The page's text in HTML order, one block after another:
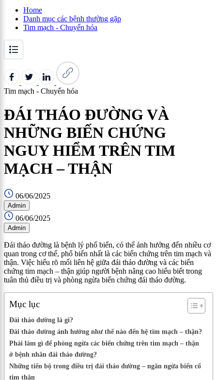
Home
Danh mục các bệnh thường gặp
Tim mạch - Chuyển hóa
Tim mạch - Chuyển hóa
ĐÁI THÁO ĐƯỜNG VÀ
NHỮNG BIẾN CHỨNG
NGUY HIỂM TRÊN TIM
MẠCH – THẬN
06/06/2025
Admin
06/06/2025
Admin
Đái tháo đường là bệnh lý phổ biến, có thể ảnh hưởng đến nhiều cơ
quan trong cơ thể, phổ biến nhất là các biến chứng trên tim mạch và
thận. Việc hiểu rõ mối liên hệ giữa đái tháo đường và các biến
chứng tim mạch – thận giúp người bệnh nâng cao hiểu biết trong
tuân thủ điều trị và phòng ngừa biến chứng đái tháo đường.
Mục lục
Đái tháo đường là gì?
Đái tháo đường ảnh hưởng như thế nào đến hệ tim mạch – thận?
Phải làm gì để phòng ngừa các biến chứng trên tim mạch – thận
ở bệnh nhân đái tháo đường?
Những tiến bộ trong điều trị đái tháo đường – ngăn ngừa biến cố
tim thận